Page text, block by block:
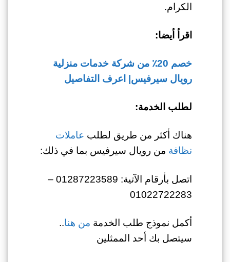
الكرام.
اقرأ أيضا:
خصم 20٪ من شركة خدمات منزلية
رويال سيرفيس| اعرف التفاصيل
لطلب الخدمة:
هناك أكثر من طريق لطلب عاملات
نظافة من رويال سيرفيس بما في ذلك:
اتصل بأرقام الآتية: 01287223589 –
01022722283
أكمل نموذج طلب الخدمة من هنا..
سيتصل بك أحد الممثلين